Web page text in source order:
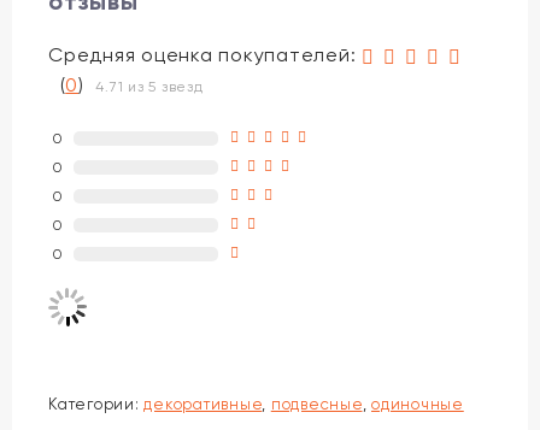
Средняя оценка покупателей:
(0)4.71 из 5 звезд
0
0
0
0
0
Категории: декоративные подвесные одиночные